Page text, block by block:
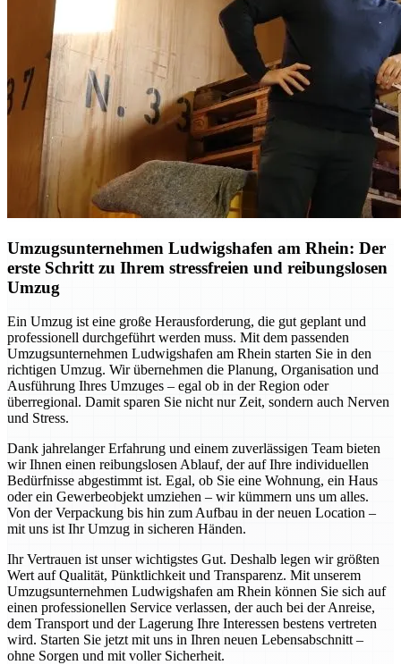
Umzugsunternehmen Ludwigshafen am Rhein: Der
erste Schritt zu Ihrem stressfreien und reibungslosen
Umzug
Ein Umzug ist eine große Herausforderung, die gut geplant und
professionell durchgeführt werden muss. Mit dem passenden
Umzugsunternehmen Ludwigshafen am Rhein starten Sie in den
richtigen Umzug. Wir übernehmen die Planung, Organisation und
Ausführung Ihres Umzuges – egal ob in der Region oder
überregional. Damit sparen Sie nicht nur Zeit, sondern auch Nerven
und Stress.
Dank jahrelanger Erfahrung und einem zuverlässigen Team bieten
wir Ihnen einen reibungslosen Ablauf, der auf Ihre individuellen
Bedürfnisse abgestimmt ist. Egal, ob Sie eine Wohnung, ein Haus
oder ein Gewerbeobjekt umziehen – wir kümmern uns um alles.
Von der Verpackung bis hin zum Aufbau in der neuen Location –
mit uns ist Ihr Umzug in sicheren Händen.
Ihr Vertrauen ist unser wichtigstes Gut. Deshalb legen wir größten
Wert auf Qualität, Pünktlichkeit und Transparenz. Mit unserem
Umzugsunternehmen Ludwigshafen am Rhein können Sie sich auf
einen professionellen Service verlassen, der auch bei der Anreise,
dem Transport und der Lagerung Ihre Interessen bestens vertreten
wird. Starten Sie jetzt mit uns in Ihren neuen Lebensabschnitt –
ohne Sorgen und mit voller Sicherheit.